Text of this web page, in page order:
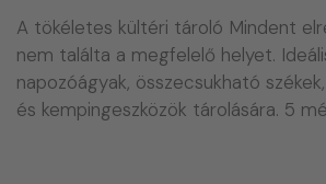
A tökéletes kültéri tároló Mindent
nem találta a megfelelő helyet.
napozóágyak, összecsukható
és kempingeszközök tárolására. 5